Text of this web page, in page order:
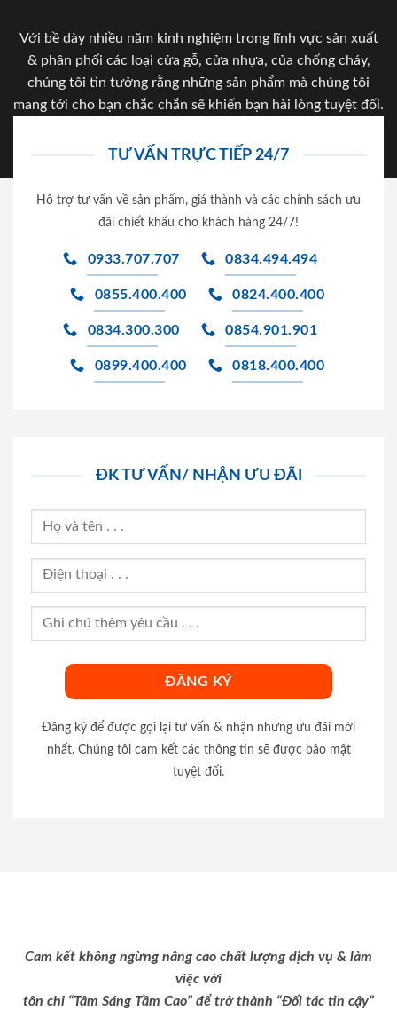
Với bề dày nhiều năm kinh nghiệm trong lĩnh vực sản xuất
& phân phối các loại cửa gỗ, cửa nhựa, của chống cháy,
chúng tôi tin tưởng rằng những sản phẩm mà chúng tôi
mang tới cho bạn chắc chắn sẽ khiến bạn hài lòng tuyệt đối.
TƯ VẤN TRỰC TIẾP 24/7
Hỗ trợ tư vấn về sản phẩm, giá thành và các chính sách ưu
đãi chiết khấu cho khách hàng 24/7!
0933.707.707 0834.494.494
0855.400.400 0824.400.400
0834.300.300 0854.901.901
0899.400.400 0818.400.400
ĐK TƯ VẤN/ NHẬN ƯU ĐÃI
Đăng ký để được gọi lại tư vấn & nhận những ưu đãi mới
nhất. Chúng tôi cam kết các thông tin sẽ được bảo mật
tuyệt đối.
Cam kết không ngừng nâng cao chất lượng dịch vụ & làm
việc với
tôn chỉ “Tâm Sáng Tầm Cao” để trở thành “Đối tác tin cậy”